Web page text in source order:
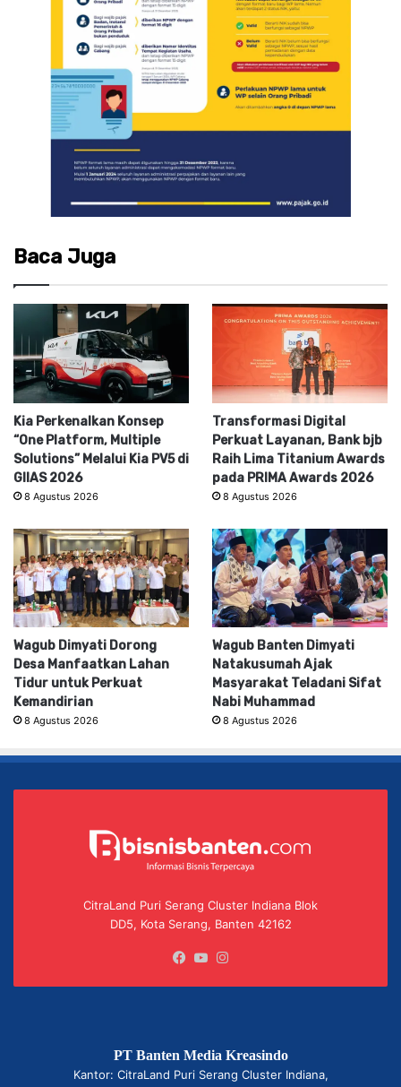
Baca Juga
Kia Perkenalkan Konsep
“One Platform, Multiple
Solutions” Melalui Kia PV5 di
GIIAS 2026
8 Agustus 2026
Transformasi Digital
Perkuat Layanan, Bank bjb
Raih Lima Titanium Awards
pada PRIMA Awards 2026
8 Agustus 2026
Wagub Dimyati Dorong
Desa Manfaatkan Lahan
Tidur untuk Perkuat
Kemandirian
8 Agustus 2026
Wagub Banten Dimyati
Natakusumah Ajak
Masyarakat Teladani Sifat
Nabi Muhammad
8 Agustus 2026
CitraLand Puri Serang Cluster Indiana Blok
DD5, Kota Serang, Banten 42162
Facebook
YouTube
PT Banten Media Kreasindo
Kantor: CitraLand Puri Serang Cluster Indiana,